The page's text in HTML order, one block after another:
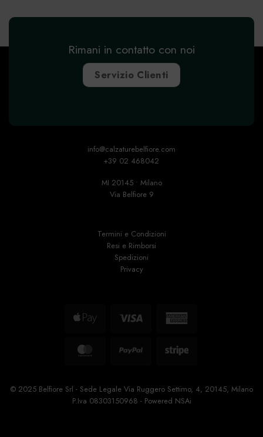
Rimani in contatto con noi
Servizio Clienti
info@calzaturebelfiore.com
+39 02 468042
MI 20145 • Milano
Via Belfiore 9
Termini e Condizioni
Resi e Rimborsi
Spedizioni
Privacy
Apple
Visa
American
MasterCard
Stripe
© 2025 Belfiore Srl - Sede Legale Via Ruggero Settimo, 4, 20145, Milano
P.Iva 08303150968 - Powered NSAi